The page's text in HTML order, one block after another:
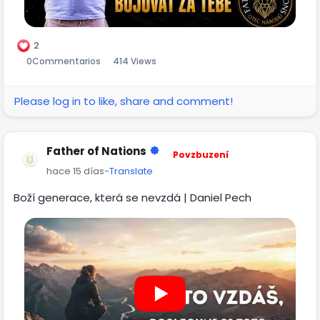
4:6: ,,Ne mocí ani silou, ale mým Duchem.....
Pokud chceš, aby tvoje petice byla zahrnutá, můžeš jí
napsat do komentáře nebo do soukromé zprávy.
2
0Commentarios 414 Views
Please log in to like, share and comment!
Father of Nations Povzbuzení
hace 15 días-Translate
Boží generace, která se nevzdá | Daniel Pech